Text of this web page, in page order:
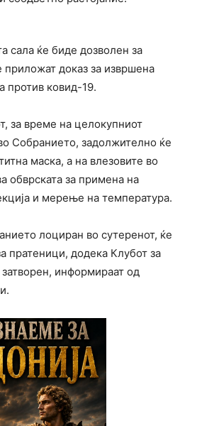
сала ќе биде дозволен за
доказ за извршена
против ковид-19.
за време на целокупниот
Собранието, задолжително ќе
маска, а на влезовите во
обврската за примена на
и мерење на температура.
лоциран во сутеренот, ќе
пратеници, додека Клубот за
информираат од